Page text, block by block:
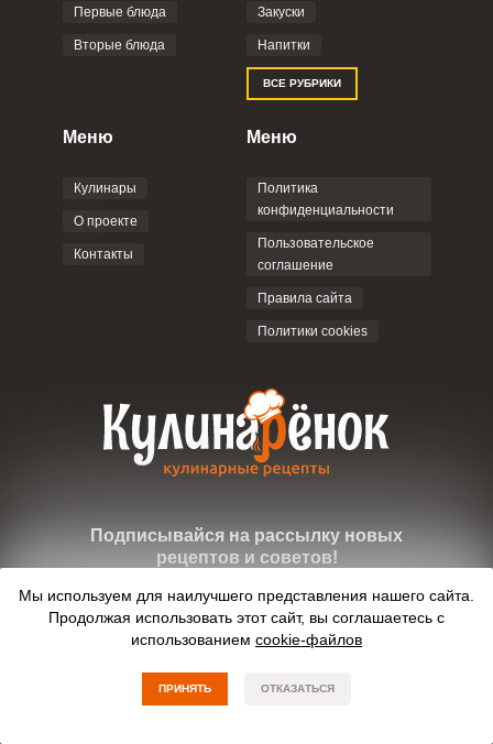
Первые блюда
Вторые блюда
Закуски
Напитки
ВСЕ РУБРИКИ
Меню
Кулинары
О проекте
Контакты
Меню
Политика
конфиденциальности
Пользовательское
соглашение
Правила сайта
Политики cookies
Подписывайся на рассылку новых
рецептов и советов!
Мы в соцсетях
Мы используем для наилучшего представления нашего сайта.
Продолжая использовать этот сайт, вы соглашаетесь с
использованием cookie-файлов
ПРИНЯТЬ ОТКАЗАТЬСЯ